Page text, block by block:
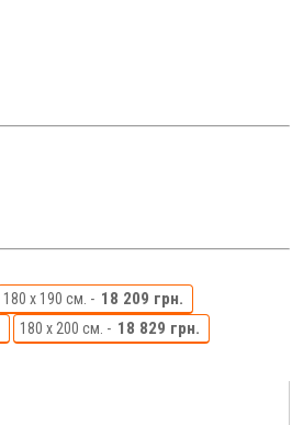
180 x 190 см. - 18 209 грн.
180 x 200 см. - 18 829 грн.